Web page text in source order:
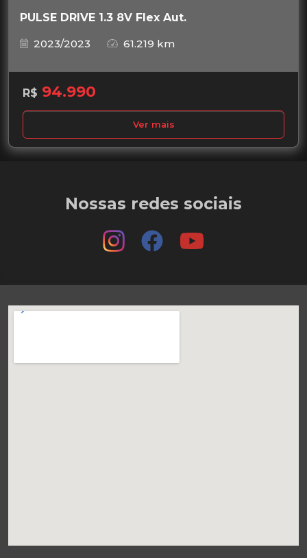
PULSE DRIVE 1.3 8V Flex Aut.
2023/2023
61.219 km
R$ 94.990
Ver mais
Nossas redes sociais